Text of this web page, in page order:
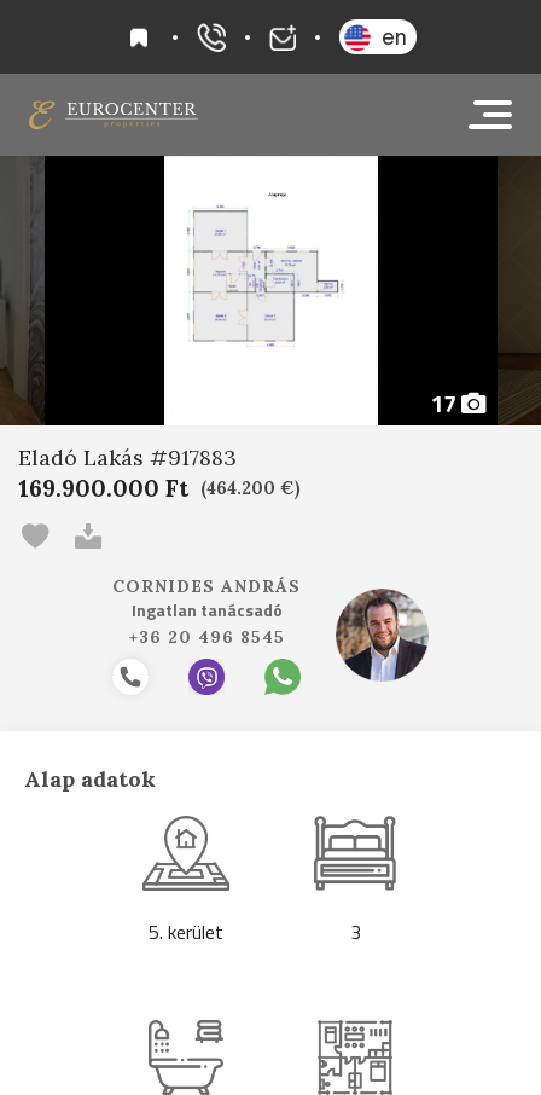
kedvencek+36 20 919 0005
en
17
Eladó Lakás #917883
169.900.000 Ft (464.200 €)
CORNIDES ANDRÁS
Ingatlan tanácsadó
+36 20 496 8545
Alap adatok
5. kerület 3